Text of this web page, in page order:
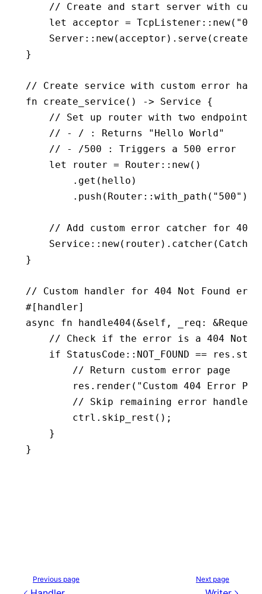
// Create and start server with
    let
acceptor = TcpListener :: new(
    Server
:: new(acceptor) . serve (
}
// Create service with custom error
fn create_service () -> Service {
    // Set up router with two endpoints:
    // - / : Returns "Hello World"
    // - /500 : Triggers a 500 error
    let
router = Router :: new()
        .
get (hello)
        .
push (Router :: with_path ( "500" )
// Add custom error catcher for 404
    Service
:: new(router) . catcher (Catcher
}
// Custom handler for 404 Not Found
#[handler]
async fn handle404 (&self, _req : &Request
// Check if the error is a 404 Not
    if
StatusCode :: NOT_FOUND == res .
        // Return custom error page
        res
. render ( "Custom 404 Error
        // Skip remaining error handlers
        ctrl
. skip_rest ();
    }
}
Previous page Next page